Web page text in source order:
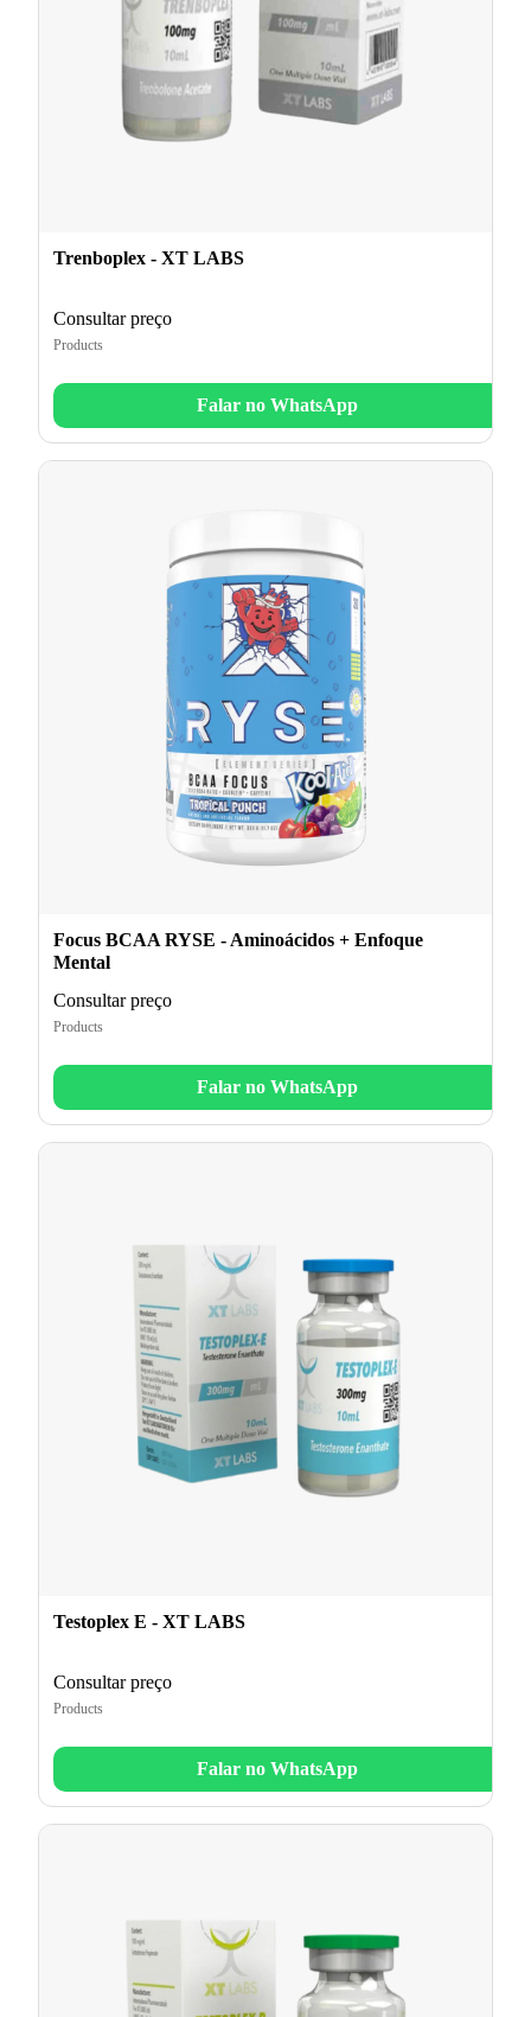
Trenboplex - XT LABS
Consultar preço
Products
Falar no WhatsApp
Focus BCAA RYSE - Aminoácidos + Enfoque
Mental
Consultar preço
Products
Falar no WhatsApp
Testoplex E - XT LABS
Consultar preço
Products
Falar no WhatsApp